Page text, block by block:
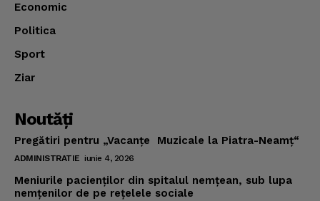
Economic
Politica
Sport
Ziar
Noutăţi
Pregătiri pentru „Vacanţe Muzicale la Piatra-Neamţ“
ADMINISTRATIE iunie 4, 2026
Meniurile pacienţilor din spitalul nemţean, sub lupa
nemţenilor de pe reţelele sociale